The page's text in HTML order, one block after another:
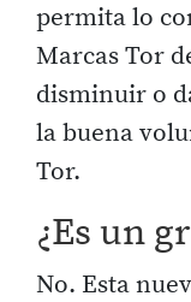
permita lo
Marcas Tor
disminuir o
la buena
Tor.
¿Es un
No. Esta